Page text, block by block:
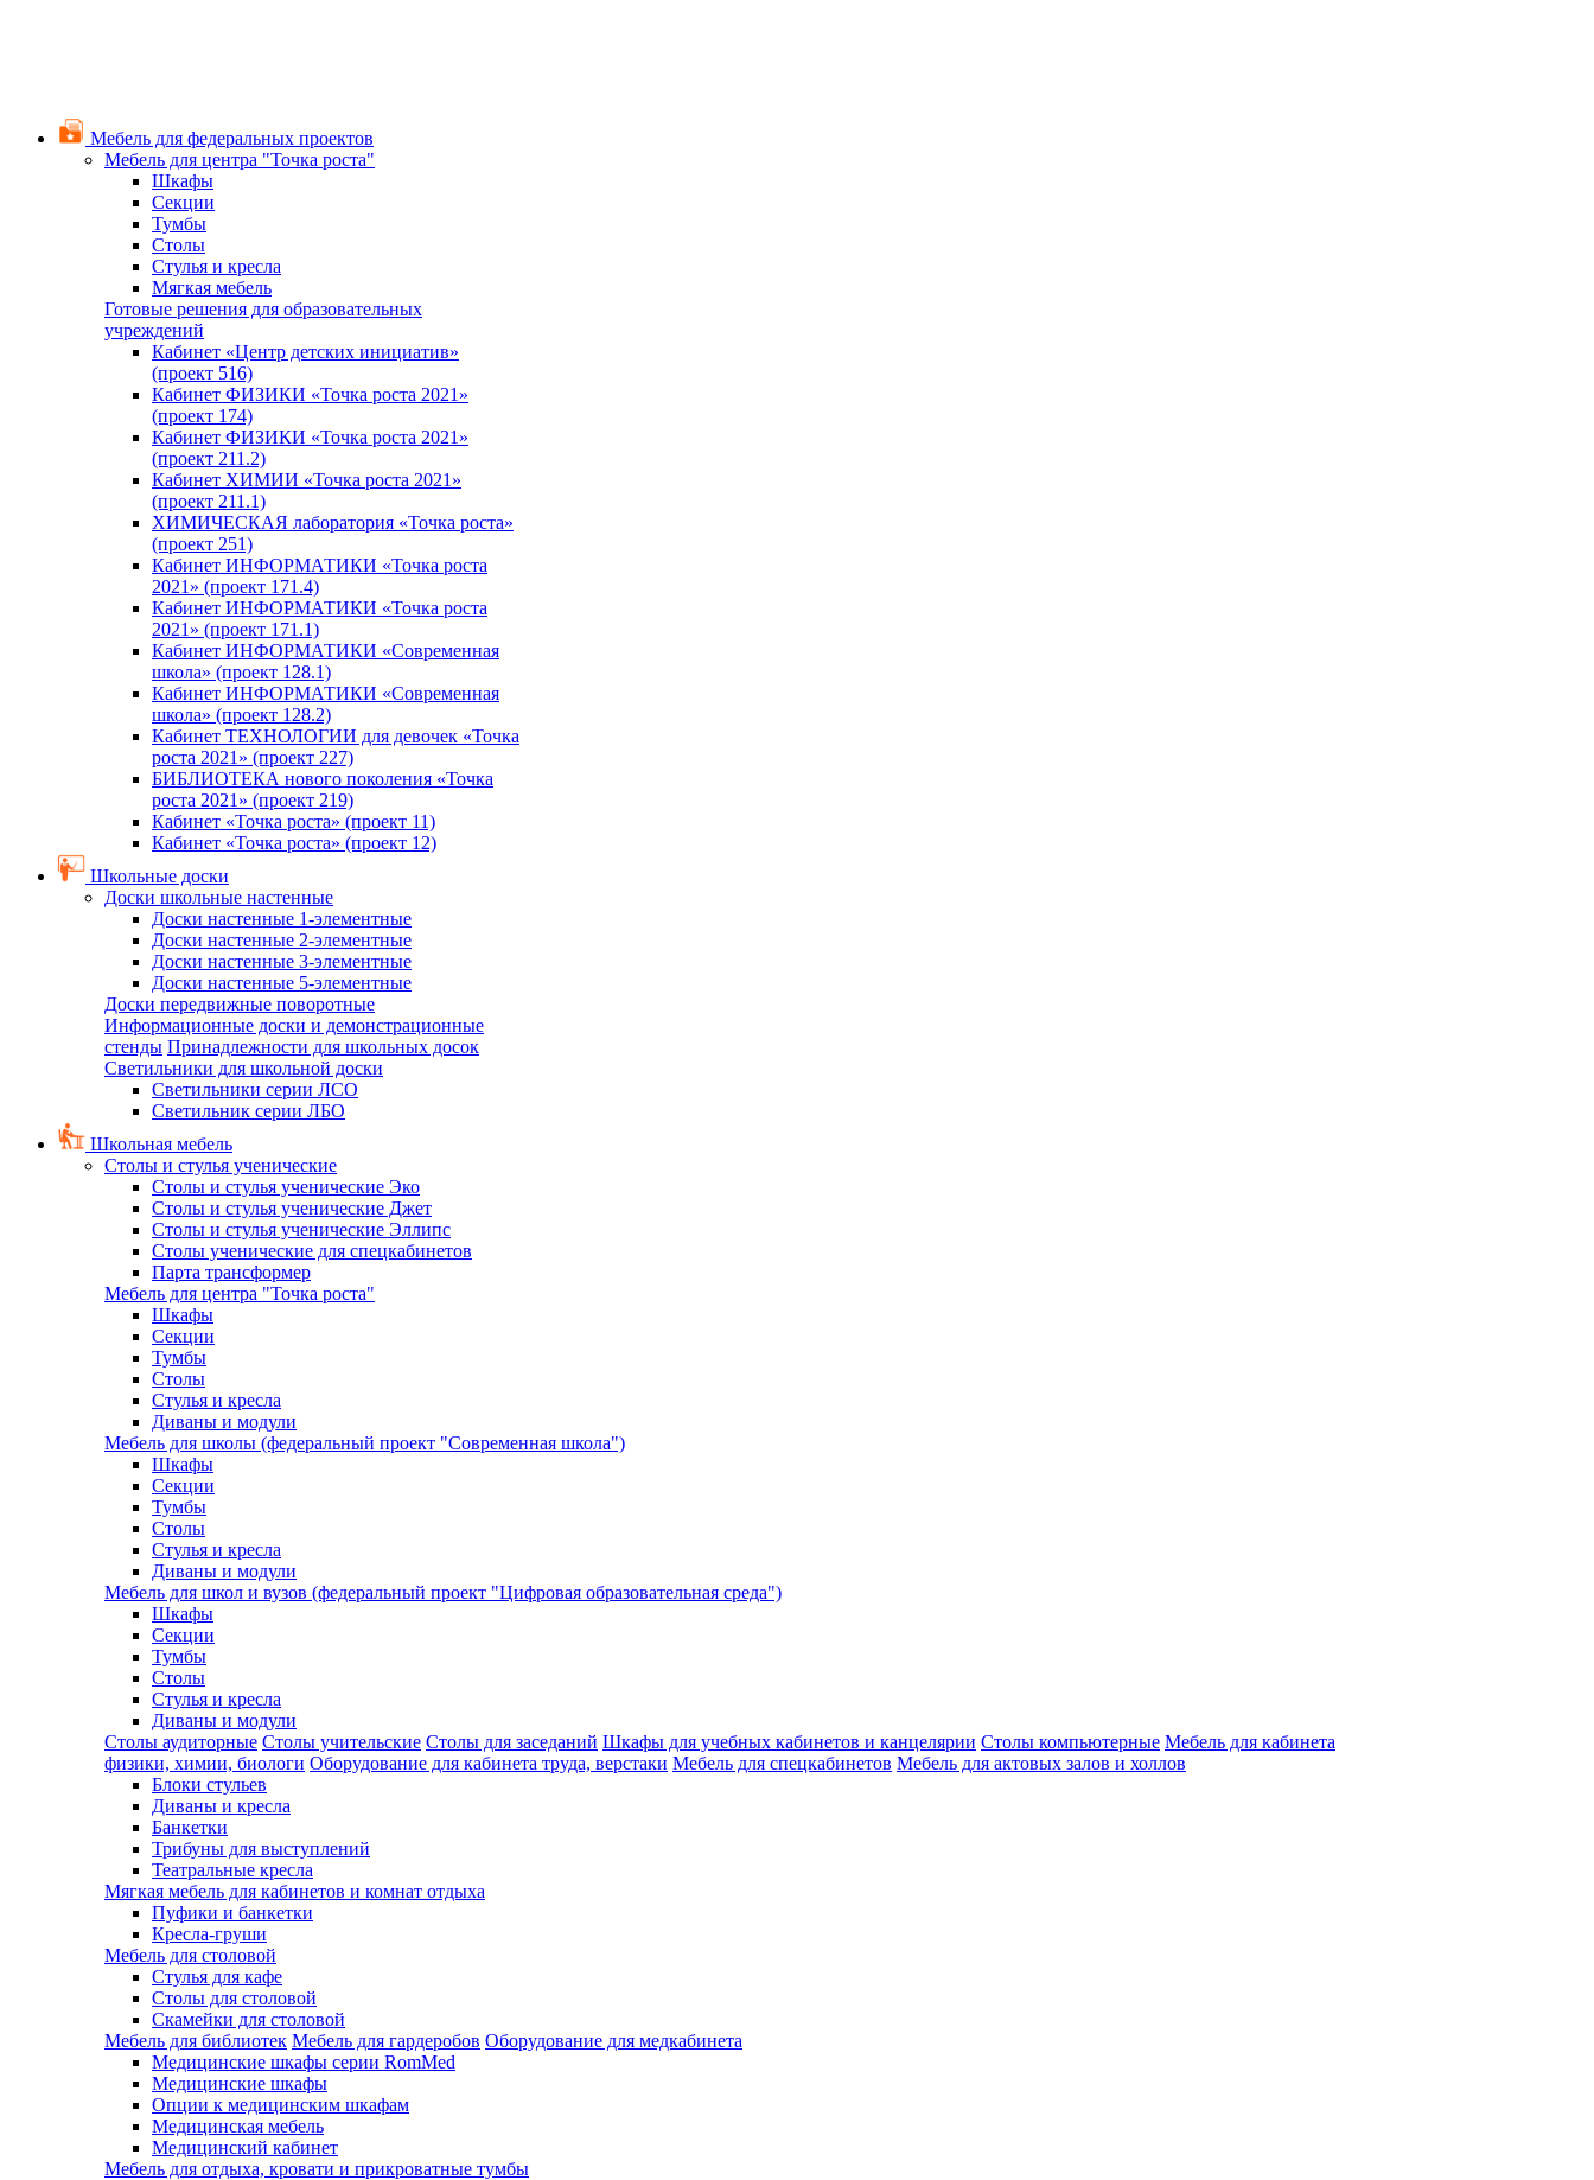
Мебель для федеральных проектов
Мебель для центра "Точка роста"
Шкафы
Секции
Тумбы
Столы
Стулья и кресла
Мягкая мебель
Готовые решения для образовательных
учреждений
Кабинет «Центр детских инициатив»
(проект 516)
Кабинет ФИЗИКИ «Точка роста 2021»
(проект 174)
Кабинет ФИЗИКИ «Точка роста 2021»
(проект 211.2)
Кабинет ХИМИИ «Точка роста 2021»
(проект 211.1)
ХИМИЧЕСКАЯ лаборатория «Точка роста»
(проект 251)
Кабинет ИНФОРМАТИКИ «Точка роста
2021» (проект 171.4)
Кабинет ИНФОРМАТИКИ «Точка роста
2021» (проект 171.1)
Кабинет ИНФОРМАТИКИ «Современная
школа» (проект 128.1)
Кабинет ИНФОРМАТИКИ «Современная
школа» (проект 128.2)
Кабинет ТЕХНОЛОГИИ для девочек «Точка
роста 2021» (проект 227)
БИБЛИОТЕКА нового поколения «Точка
роста 2021» (проект 219)
Кабинет «Точка роста» (проект 11)
Кабинет «Точка роста» (проект 12)
Школьные доски
Доски школьные настенные
Доски настенные 1-элементные
Доски настенные 2-элементные
Доски настенные 3-элементные
Доски настенные 5-элементные
Доски передвижные поворотные
Информационные доски и демонстрационные
стенды Принадлежности для школьных досок
Светильники для школьной доски
Светильники серии ЛСО
Светильник серии ЛБО
Школьная мебель
Столы и стулья ученические
Столы и стулья ученические Эко
Столы и стулья ученические Джет
Столы и стулья ученические Эллипс
Столы ученические для спецкабинетов
Парта трансформер
Мебель для центра "Точка роста"
Шкафы
Секции
Тумбы
Столы
Стулья и кресла
Диваны и модули
Мебель для школы (федеральный проект "Современная школа")
Шкафы
Секции
Тумбы
Столы
Стулья и кресла
Диваны и модули
Мебель для школ и вузов (федеральный проект "Цифровая образовательная среда")
Шкафы
Секции
Тумбы
Столы
Стулья и кресла
Диваны и модули
Столы аудиторные Столы учительские Столы для заседаний Шкафы для учебных кабинетов и канцелярии Столы компьютерные Мебель для кабинета
физики, химии, биологи Оборудование для кабинета труда, верстаки Мебель для спецкабинетов Мебель для актовых залов и холлов
Блоки стульев
Диваны и кресла
Банкетки
Трибуны для выступлений
Театральные кресла
Мягкая мебель для кабинетов и комнат отдыха
Пуфики и банкетки
Кресла-груши
Мебель для столовой
Cтулья для кафе
Cтолы для столовой
Скамейки для столовой
Мебель для библиотек Мебель для гардеробов Оборудование для медкабинета
Медицинские шкафы серии RomMed
Медицинские шкафы
Опции к медицинским шкафам
Медицинская мебель
Медицинский кабинет
Мебель для отдыха, кровати и прикроватные тумбы